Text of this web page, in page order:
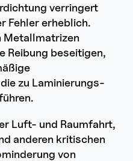
verringert
Fehler erheblich.
Metallmatrizen
Reibung beseitigen,
zu Laminierungs-
Luft- und Raumfahrt,
anderen kritischen
von